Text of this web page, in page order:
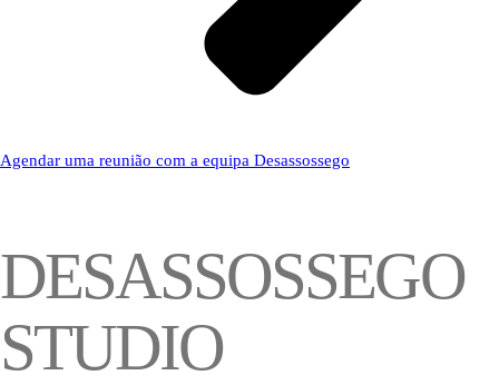
Agendar uma reunião com a equipa Desassossego
DESASSOSSEGO
STUDIO